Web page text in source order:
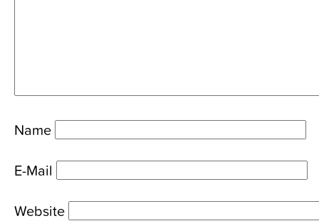
Name
E-Mail
Website